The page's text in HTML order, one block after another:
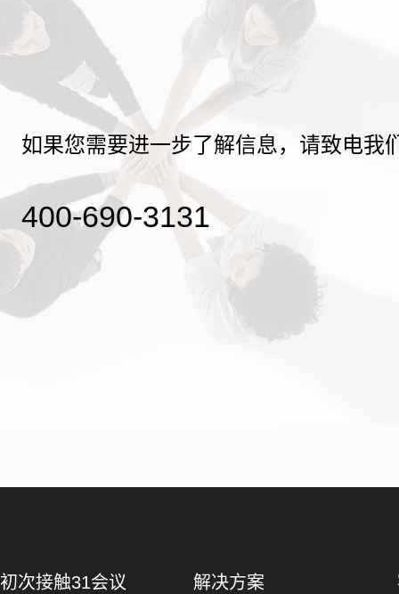
如果您需要进一步了解信息，请致电我
400-690-3131
初次接触31会议 解决方案